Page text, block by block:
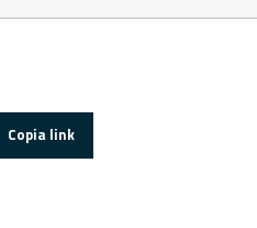
Copia link